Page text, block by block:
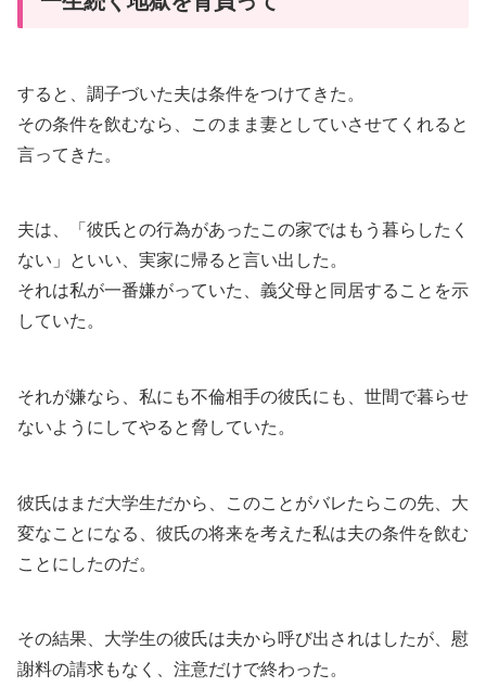
すると、調子づいた夫は条件をつけてきた。
その条件を飲むなら、このまま妻としていさせてくれると
言ってきた。
夫は、「彼氏との行為があったこの家ではもう暮らしたく
ない」といい、実家に帰ると言い出した。
それは私が一番嫌がっていた、義父母と同居することを示
していた。
それが嫌なら、私にも不倫相手の彼氏にも、世間で暮らせ
ないようにしてやると脅していた。
彼氏はまだ大学生だから、このことがバレたらこの先、大
変なことになる、彼氏の将来を考えた私は夫の条件を飲む
ことにしたのだ。
その結果、大学生の彼氏は夫から呼び出されはしたが、慰
謝料の請求もなく、注意だけで終わった。